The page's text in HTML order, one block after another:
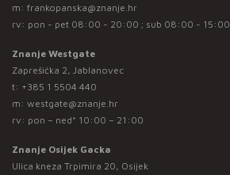
m: frankopanska@znanje.hr
rv: pon - pet 08:00 - 20:00 ; sub 08:00 - 15:00
Znanje Westgate
Zaprešićka 2, Jablanovec
t: +385 1 5504 440
m: westgate@znanje.hr
rv: pon – ned* 10:00 – 21:00
Znanje Osijek Gacka
Ulica kneza Trpimira 20, Osijek